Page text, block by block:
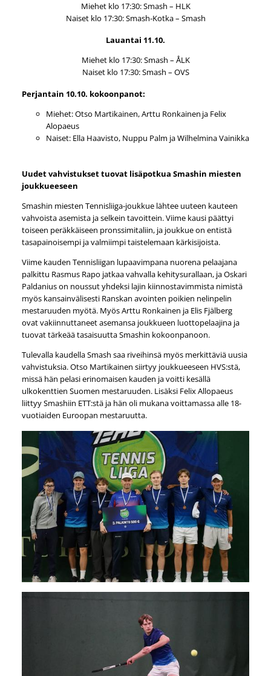
Miehet klo 17:30: Smash – HLK
Naiset klo 17:30: Smash-Kotka – Smash
Lauantai 11.10.
Miehet klo 17:30: Smash – ÅLK
Naiset klo 17:30: Smash – OVS
Perjantain 10.10. kokoonpanot:
Miehet: Otso Martikainen, Arttu Ronkainen ja Felix
Alopaeus
Naiset: Ella Haavisto, Nuppu Palm ja Wilhelmina Vainikka
Uudet vahvistukset tuovat lisäpotkua Smashin miesten
joukkueeseen
Smashin miesten Tennisliiga-joukkue lähtee uuteen kauteen
vahvoista asemista ja selkein tavoittein. Viime kausi päättyi
toiseen peräkkäiseen pronssimitaliin, ja joukkue on entistä
tasapainoisempi ja valmiimpi taistelemaan kärkisijoista.
Viime kauden Tennisliigan lupaavimpana nuorena pelaajana
palkittu Rasmus Rapo jatkaa vahvalla kehitysurallaan, ja Oskari
Paldanius on noussut yhdeksi lajin kiinnostavimmista nimistä
myös kansainvälisesti Ranskan avointen poikien nelinpelin
mestaruuden myötä. Myös Arttu Ronkainen ja Elis Fjälberg
ovat vakiinnuttaneet asemansa joukkueen luottopelaajina ja
tuovat tärkeää tasaisuutta Smashin kokoonpanoon.
Tulevalla kaudella Smash saa riveihinsä myös merkittäviä uusia
vahvistuksia. Otso Martikainen siirtyy joukkueeseen HVS:stä,
missä hän pelasi erinomaisen kauden ja voitti kesällä
ulkokenttien Suomen mestaruuden. Lisäksi Felix Allopaeus
liittyy Smashiin ETT:stä ja hän oli mukana voittamassa alle 18-
vuotiaiden Euroopan mestaruutta.